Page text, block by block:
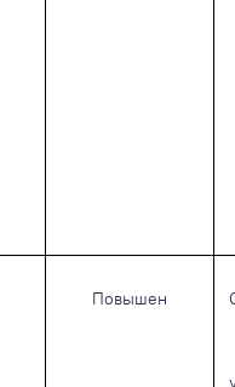
Повышен